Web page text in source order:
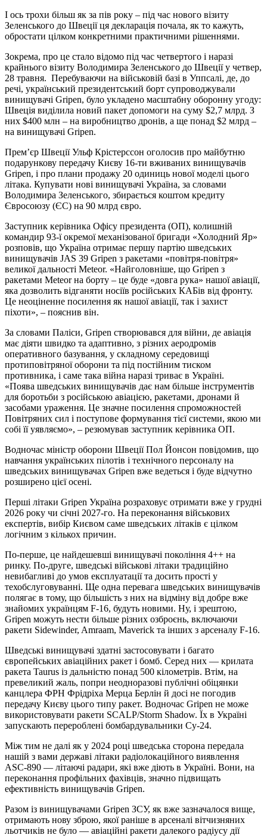
І ось трохи більш як за пів року – під час нового візиту
Зеленського до Швеції ця декларація почала, як то кажуть,
обростати цілком конкретними практичними рішеннями.
Зокрема, про це стало відомо під час четвертого і наразі
крайнього візиту Володимира Зеленського до Швеції у четвер,
28 травня. Перебуваючи на військовій базі в Уппсалі, де, до
речі, український президентський борт супроводжували
винищувачі Gripen, було укладено масштабну оборонну угоду:
Швеція виділила новий пакет допомоги на суму $2,7 млрд. З
них $400 млн – на виробництво дронів, а ще понад $2 млрд –
на винищувачі Gripen.
Прем’єр Швеції Ульф Крістерссон оголосив про майбутню
подарункову передачу Києву 16-ти вживаних винищувачів
Gripen, і про плани продажу 20 одиниць нової моделі цього
літака. Купувати нові винищувачі Україна, за словами
Володимира Зеленського, збирається коштом кредиту
Євросоюзу (ЄС) на 90 млрд євро.
Заступник керівника Офісу президента (ОП), колишній
командир 93-ї окремої механізованої бригади «Холодний Яр»
розповів, що Україна отримає першу партію шведських
винищувачів JAS 39 Gripen з ракетами «повітря-повітря»
великої дальності Meteor. «Найголовніше, що Gripen з
ракетами Meteor на борту – це буде «довга рука» нашої авіації,
яка дозволить відганяти носіїв російських КАБів від фронту.
Це неоціненне посилення як нашої авіації, так і захист
піхоти», – пояснив він.
За словами Паліси, Gripen створювався для війни, де авіація
має діяти швидко та адаптивно, з різних аеродромів
оперативного базування, у складному середовищі
протиповітряної оборони та під постійним тиском
противника, і саме така війна наразі триває в Україні.
«Поява шведських винищувачів дає нам більше інструментів
для боротьби з російською авіацією, ракетами, дронами й
засобами ураження. Це значне посилення спроможностей
Повітряних сил і поступове формування тієї системи, якою ми
собі її уявляємо», – резюмував заступник керівника ОП.
Водночас міністр оборони Швеції Пол Йонсон повідомив, що
навчання українських пілотів і технічного персоналу на
шведських винищувачах Gripen вже ведеться і буде відчутно
розширено цієї осені.
Перші літаки Gripen Україна розраховує отримати вже у грудні
2026 року чи січні 2027-го. На переконання військових
експертів, вибір Києвом саме шведських літаків є цілком
логічним з кількох причин.
По-перше, це найдешевші винищувачі покоління 4++ на
ринку. По-друге, шведські військові літаки традиційно
невибагливі до умов експлуатації та досить прості у
техобслуговуванні. Ще одна перевага шведських винищувачів
полягає в тому, що більшість з них на відміну від добре вже
знайомих українцям F-16, будуть новими. Ну, і зрештою,
Gripen можуть нести більше різних озброєнь, включаючи
ракети Sidewinder, Amraam, Maverick та інших з арсеналу F-16.
Шведські винищувачі здатні застосовувати і багато
європейських авіаційних ракет і бомб. Серед них — крилата
ракета Taurus із дальністю понад 500 кілометрів. Втім, на
превеликий жаль, попри неодноразові публічні обіцянки
канцлера ФРН Фрідріха Мерца Берлін й досі не погодив
передачу Києву цього типу ракет. Водночас Gripen не може
використовувати ракети SCALP/Storm Shadow. Їх в Україні
запускають перероблені бомбардувальники Су-24.
Між тим не далі як у 2024 році шведська сторона передала
нашій з вами державі літаки радіолокаційного виявлення
ASC-890 — літаючі радари, які вже діють в Україні. Вони, на
переконання профільних фахівців, значно підвищать
ефективність винищувачів Gripen.
Разом із винищувачами Gripen ЗСУ, як вже зазначалося вище,
отримають нову зброю, якої раніше в арсеналі вітчизняних
льотчиків не було — авіаційні ракети далекого радіусу дії